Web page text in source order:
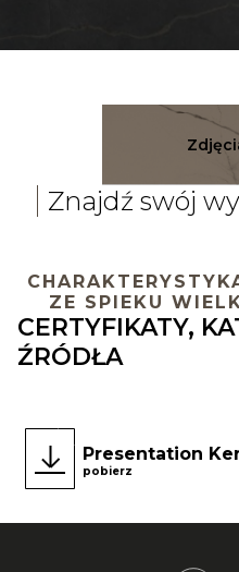
Znajdź swój
ZE SPIEKU
CERTYFIKATY,
ŹRÓDŁA
Presentation
pobierz